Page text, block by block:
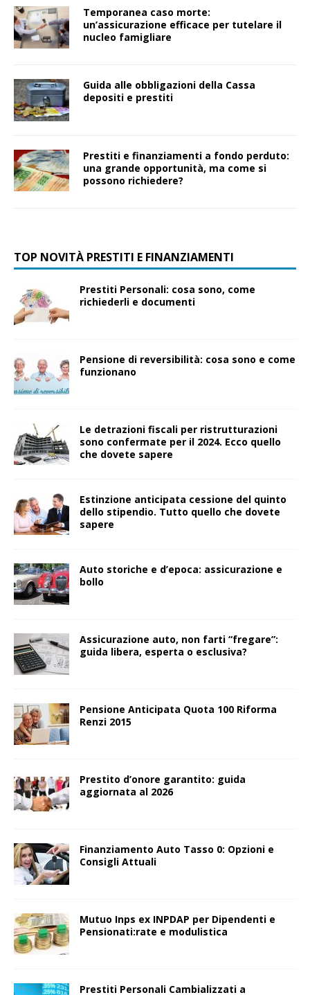
Temporanea caso morte:
un’assicurazione efficace per tutelare il
nucleo famigliare
Guida alle obbligazioni della Cassa
depositi e prestiti
Prestiti e finanziamenti a fondo perduto:
una grande opportunità, ma come si
possono richiedere?
TOP NOVITÀ PRESTITI E FINANZIAMENTI
Prestiti Personali: cosa sono, come
richiederli e documenti
Pensione di reversibilità: cosa sono e come
funzionano
Le detrazioni fiscali per ristrutturazioni
sono confermate per il 2024. Ecco quello
che dovete sapere
Estinzione anticipata cessione del quinto
dello stipendio. Tutto quello che dovete
sapere
Auto storiche e d’epoca: assicurazione e
bollo
Assicurazione auto, non farti “fregare”:
guida libera, esperta o esclusiva?
Pensione Anticipata Quota 100 Riforma
Renzi 2015
Prestito d’onore garantito: guida
aggiornata al 2026
Finanziamento Auto Tasso 0: Opzioni e
Consigli Attuali
Mutuo Inps ex INPDAP per Dipendenti e
Pensionati:rate e modulistica
Prestiti Personali Cambializzati a